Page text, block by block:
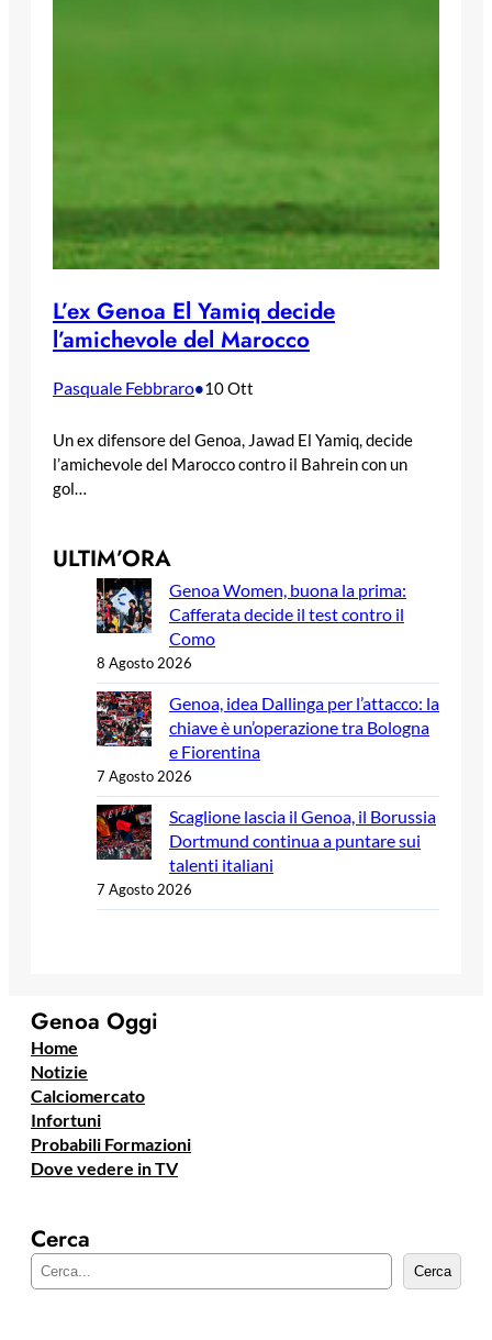
L’ex Genoa El Yamiq decide
l’amichevole del Marocco
Pasquale Febbraro•10 Ott
Un ex difensore del Genoa, Jawad El Yamiq, decide
l’amichevole del Marocco contro il Bahrein con un
gol…
ULTIM’ORA
Genoa Women, buona la prima:
Cafferata decide il test contro il
Como
8 Agosto 2026
Genoa, idea Dallinga per l’attacco: la
chiave è un’operazione tra Bologna
e Fiorentina
7 Agosto 2026
Scaglione lascia il Genoa, il Borussia
Dortmund continua a puntare sui
talenti italiani
7 Agosto 2026
Genoa Oggi
Home
Notizie
Calciomercato
Infortuni
Probabili Formazioni
Dove vedere in TV
Cerca
e
Cerca